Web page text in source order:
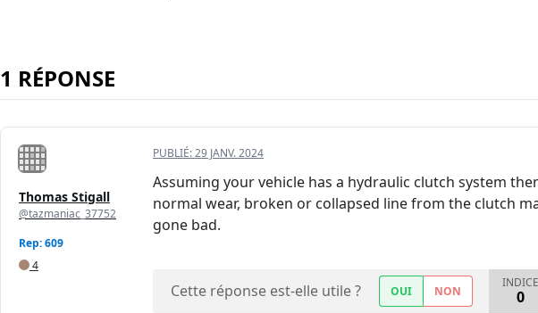
1 RÉPONSE
Thomas Stigall
@tazmaniac_37752
Rep: 609
4
PUBLIÉ:29 JANV. 2024
Assuming your vehicle has a hydraulic clutch system
normal wear, broken or collapsed line from the clutch
gone bad.
Cette réponse est-elle utile ? OUI NON
INDICE
0